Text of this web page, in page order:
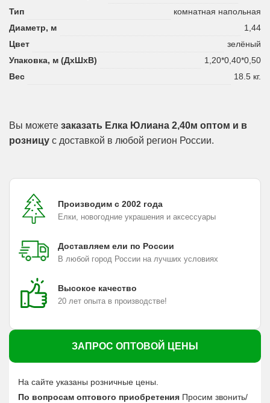
Тип
комнатная напольная
Диаметр, м
1,44
Цвет
зелёный
Упаковка, м (ДхШхВ)
1,20*0,40*0,50
Вес
18.5 кг.
Вы можете заказать Елка Юлиана 2,40м оптом и в
розницу с доставкой в любой регион России.
Производим с 2002 года
Елки, новогодние украшения и аксессуары
Доставляем ели по России
В любой город России на лучших условиях
Высокое качество
20 лет опыта в производстве!
ЗАПРОС ОПТОВОЙ ЦЕНЫ
На сайте указаны розничные цены.
По вопросам оптового приобретения Просим звонить/